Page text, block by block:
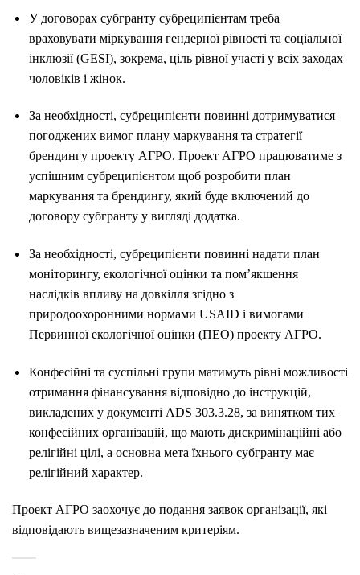
У договорах субгранту субреципієнтам треба
враховувати міркування гендерної рівності та соціальної
інклюзії (GESI), зокрема, ціль рівної участі у всіх заходах
чоловіків і жінок.
За необхідності, субреципієнти повинні дотримуватися
погоджених вимог плану маркування та стратегії
брендингу проекту АГРО. Проект АГРО працюватиме з
успішним субреципієнтом щоб розробити план
маркування та брендингу, який буде включений до
договору субгранту у вигляді додатка.
За необхідності, субреципієнти повинні надати план
моніторингу, екологічної оцінки та пом’якшення
наслідків впливу на довкілля згідно з
природоохоронними нормами USAID і вимогами
Первинної екологічної оцінки (ПЕО) проекту АГРО.
Конфесійні та суспільні групи матимуть рівні можливості
отримання фінансування відповідно до інструкцій,
викладених у документі ADS 303.3.28, за винятком тих
конфесійних організацій, що мають дискримінаційні або
релігійні цілі, а основна мета їхнього субгранту має
релігійний характер.
Проект АГРО заохочує до подання заявок організації, які
відповідають вищезазначеним критеріям.